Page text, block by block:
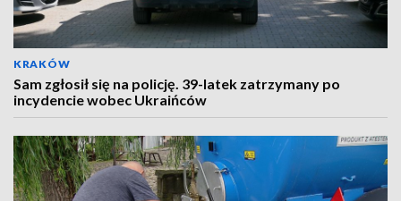
KRAKÓW
Sam zgłosił się na policję. 39-latek zatrzymany po
incydencie wobec Ukraińców